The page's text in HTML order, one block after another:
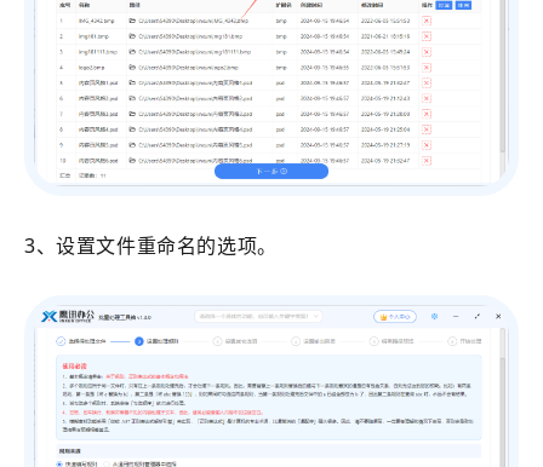
3、设置文件重命名的选项。